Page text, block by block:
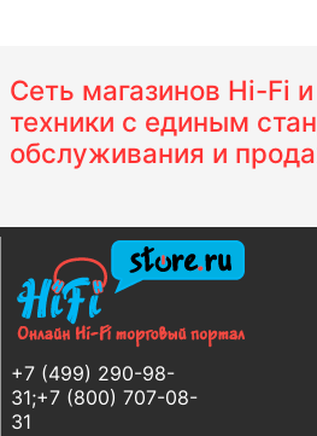
Сеть магазинов Hi-Fi
техники с единым
обслуживания и
+7 (499) 290-98-
31;+7 (800) 707-08-
31